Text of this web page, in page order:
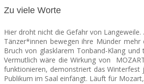
Zu viele Worte
Hier droht nicht die Gefahr von
Tänzer*innen bewegen ihre Münder
Bruch von glasklarem Tonband-Klang
Vermutlich wäre die Wirkung von
funktionieren, demonstriert das Winterfest
Publikum im Saal einfängt. Läuft für